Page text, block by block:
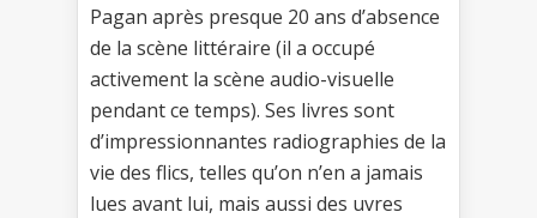
Pagan après presque 20 ans d’absence
de la scène littéraire (il a occupé
activement la scène audio-visuelle
pendant ce temps). Ses livres sont
d’impressionnantes radiographies de la
vie des flics, telles qu’on n’en a jamais
lues avant lui, mais aussi des uvres